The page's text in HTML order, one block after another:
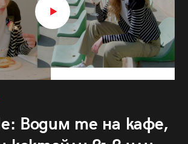
Водим те на кафе,